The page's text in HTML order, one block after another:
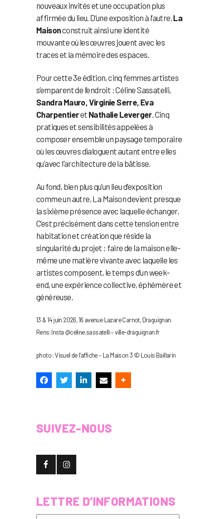
nouveaux invités et une occupation plus
affirmée du lieu. D’une exposition à l’autre,La
Maisonconstruit ainsi une identité
mouvante où les œuvres jouent avec les
traces et la mémoire des espaces.
Pour cette 3e édition, cinq femmes artistes
s’emparent de l’endroit : Céline Sassatelli,
Sandra Mauro, Virginie Serre, Eva
Charpentieret Nathalie Leverger. Cinq
pratiques et sensibilités appelées à
composer ensemble un paysage temporaire
où les œuvres dialoguent autant entre elles
qu’avec l’architecture de la bâtisse.
Au fond, bien plus qu’un lieu d’exposition
comme un autre, La Maison devient presque
la sixième présence avec laquelle échanger.
C’est précisément dans cette tension entre
habitation et création que réside la
singularité du projet : faire de la maison elle-
même une matière vivante avec laquelle les
artistes composent, le temps d’un week-
end, une expérience collective, éphémère et
généreuse.
13 & 14 juin 2026, 16 avenue Lazare Carnot, Draguignan.
Rens: Insta @celine.sassatelli – ville-draguignan.fr
photo : Visuel de l’affiche – La Maison 3 © Louis Baillarin
SUIVEZ-NOUS
LETTRE D’INFORMATIONS